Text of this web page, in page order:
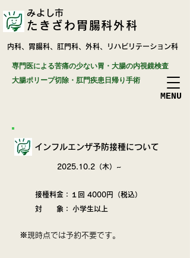
みよし市
​内科、胃腸科、肛門科、外科、リハビリテーション科
たきざわ胃腸科外科
​MENU
専門医による苦痛の少ない胃・大腸の内視鏡検査
​大腸ポリープ切除・肛門疾患日帰り手術
インフルエンザ予防接種について
2025.10.2 （木）~
接種料金： １ 回 4000円
（税込）
対 象 ： 小学生以上
※現時点では予約不要です。